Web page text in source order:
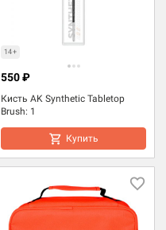
14+
Кисть AK Synthetic Tabletop
Brush: 1
550 ₽
Купить